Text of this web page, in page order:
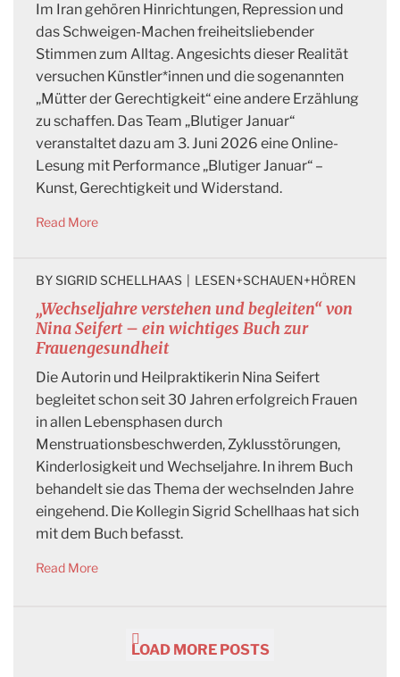
Im Iran gehören Hinrichtungen, Repression und
das Schweigen-Machen freiheitsliebender
Stimmen zum Alltag. Angesichts dieser Realität
versuchen Künstler*innen und die sogenannten
„Mütter der Gerechtigkeit“ eine andere Erzählung
zu schaffen. Das Team „Blutiger Januar“
veranstaltet dazu am 3. Juni 2026 eine Online-
Lesung mit Performance „Blutiger Januar“ –
Kunst, Gerechtigkeit und Widerstand.
Read More
„Wechseljahre verstehen und begleiten“ von
Nina Seifert – ein wichtiges Buch zur
Frauengesundheit
BY SIGRID SCHELLHAAS LESEN+SCHAUEN+HÖREN
Die Autorin und Heilpraktikerin Nina Seifert
begleitet schon seit 30 Jahren erfolgreich Frauen
in allen Lebensphasen durch
Menstruationsbeschwerden, Zyklusstörungen,
Kinderlosigkeit und Wechseljahre. In ihrem Buch
behandelt sie das Thema der wechselnden Jahre
eingehend. Die Kollegin Sigrid Schellhaas hat sich
mit dem Buch befasst.
Read More
LOAD MORE POSTS